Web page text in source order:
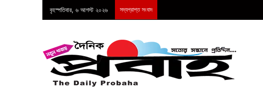
বৃহস্পতিবার, ৬ আগস্ট ২০২৬ সদ্যপ্রাপ্ত সংবাদ